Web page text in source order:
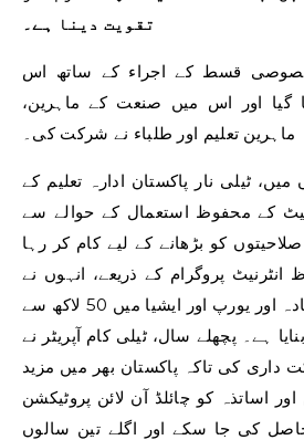
تقویت دینا ہے۔
خصوصی قسط کے اجراء کے ساتھ اس
گیا اور اس میں صنعت کے ماہرین،
ماہرین تعلیم اور طلباء نے شرکت کی۔
ٹیلی نار پاکستان ادارہ تعلیم کے
کے محفوظ استعمال کے حوالے سے
کو بڑھانے کے لیے کام کر رہا
پروگرام کے ذریعے، انہوں نے
ملک میں 10 لاکھ سے زیادہ اور یورپ اور ایشیا میں 50 لاکھ سے
ہے۔ پچھلے سال، ٹیلی کام آپریٹر نے
داری کی تاکہ پاکستان بھر میں مزید
اور اساتذہ کو چائلڈ آن لائن پروٹیکشن
کی جا سکے اور اگلے تین سالوں